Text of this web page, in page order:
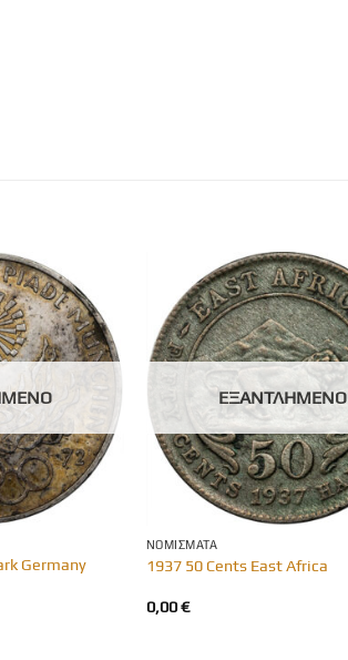
Germany
ΕΞΑΝΤΛΗΜΈΝΟ
ΝΟΜΊΣΜΑΤΑ
1937 50 Cents East Africa
0,00€